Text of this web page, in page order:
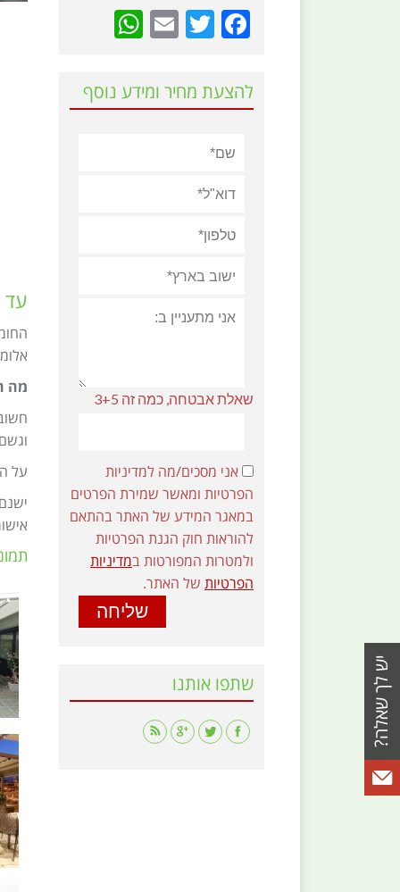
עד 75% אחוזי פתיחת גג
מה
על
Facebook
Twitter
Email
להצעת מחיר ומידע נוסף
שאלת אבטחה, כמה זה 3+5
אני מסכים/מה למדיניות
הפרטיות ומאשר שמירת הפרטים
במאגר המידע של האתר בהתאם
להוראות חוק הגנת הפרטיות
ולמטרות המפורטות במדיניות
הפרטיות של האתר.
שתפו אותנו
Find us on: